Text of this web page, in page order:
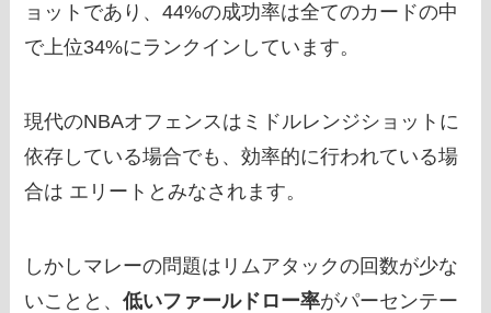
ョットであり、44%の成功率は全てのカードの中
で上位34%にランクインしています。
現代のNBAオフェンスはミドルレンジショットに
依存している場合でも、効率的に行われている場
合は エリートとみなされます。
しかしマレーの問題はリムアタックの回数が少な
いことと、低いファールドロー率がパーセンテー